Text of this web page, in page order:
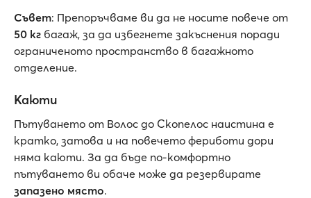
Съвет: Препоръчваме ви да не носите повече от
50 кг багаж, за да избегнете закъснения поради
ограниченото пространство в багажното
отделение.
Каюти
Пътуването от Волос до Скопелос наистина е
кратко, затова и на повечето фериботи дори
няма каюти. За да бъде по-комфортно
пътуването ви обаче може да резервирате
запазено място.